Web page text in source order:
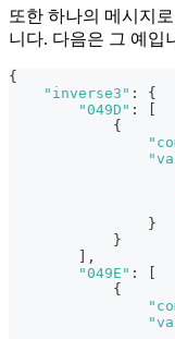
또한 하나의 메시지
니다. 다음은 그 예입
{
"inverse3" :
{
"049D" :
{
}
}
,
"049E" :
{